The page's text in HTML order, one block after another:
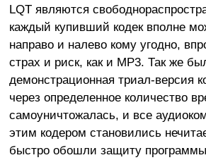
LQT являются
каждый купивший кодек вполне
направо и налево кому угодно,
страх и риск, как и MP3. Так же
демонстрационная триал-версия
через определенное количество
самоуничтожалась, и все
этим кодером становились
быстро обошли защиту